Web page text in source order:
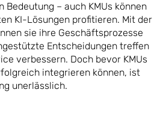
Bedeutung – auch KMUs können
KI-Lösungen profitieren. Mit der
sie ihre Geschäftsprozesse
Entscheidungen treffen
verbessern. Doch bevor KMUs
integrieren können, ist
unerlässlich.